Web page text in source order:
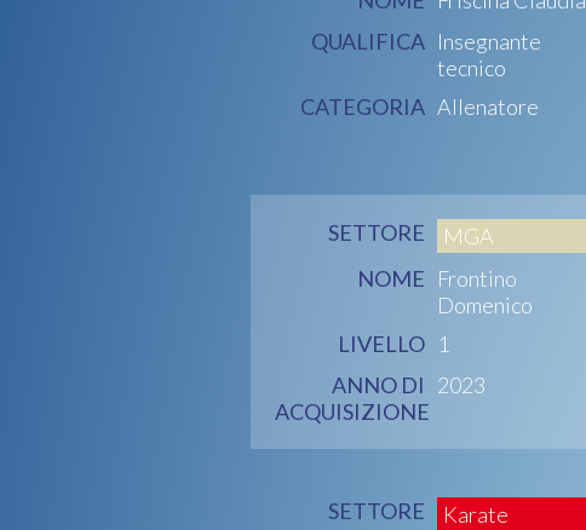
QUALIFICA Insegnante
tecnico
CATEGORIA Allenatore
SETTORE
MGA
NOME Frontino
Domenico
LIVELLO 1
ANNO DI
ACQUISIZIONE
2023
SETTORE
Karate